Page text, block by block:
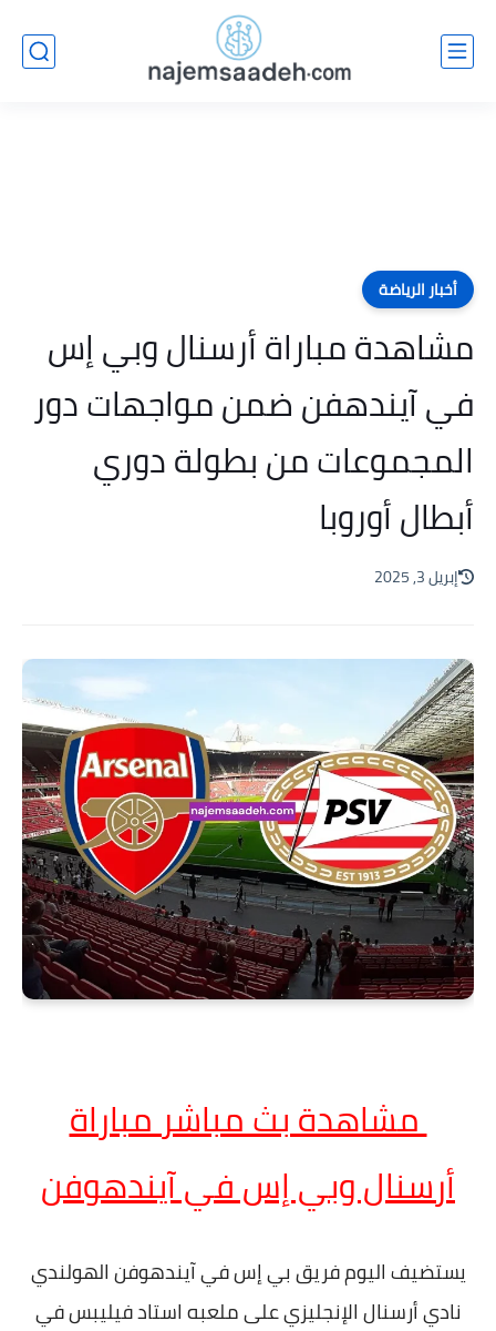
أخبار الرياضة
مشاهدة مباراة أرسنال وبي إس
في آيندهفن ضمن مواجهات دور
المجموعات من بطولة دوري
أبطال أوروبا
إبريل 3, 2025
مشاهدة بث مباشر مباراة
أرسنال وبي إس في آيندهوفن
يستضيف اليوم فريق بي إس في آيندهوفن الهولندي
نادي أرسنال الإنجليزي على ملعبه استاد فيليبس في